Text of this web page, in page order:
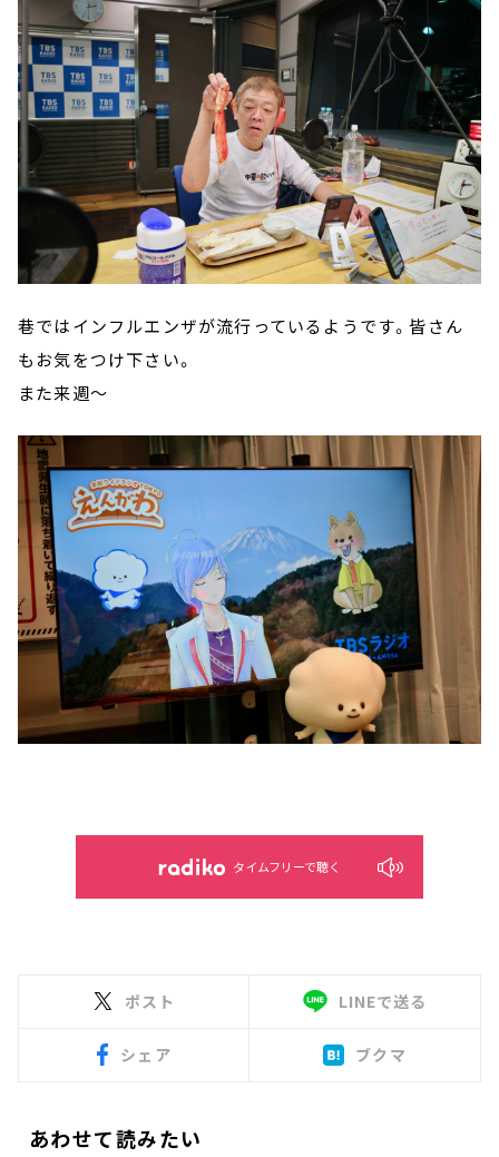
巷ではインフルエンザが流行っているようです。皆さん
もお気をつけ下さい。
また来週～
タイムフリーで聴く
ポスト LINEで送る
シェア ブクマ
あわせて読みたい